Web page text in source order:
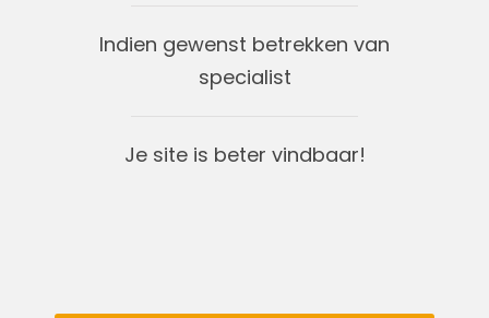
Indien gewenst betrekken van
specialist
Je site is beter vindbaar!